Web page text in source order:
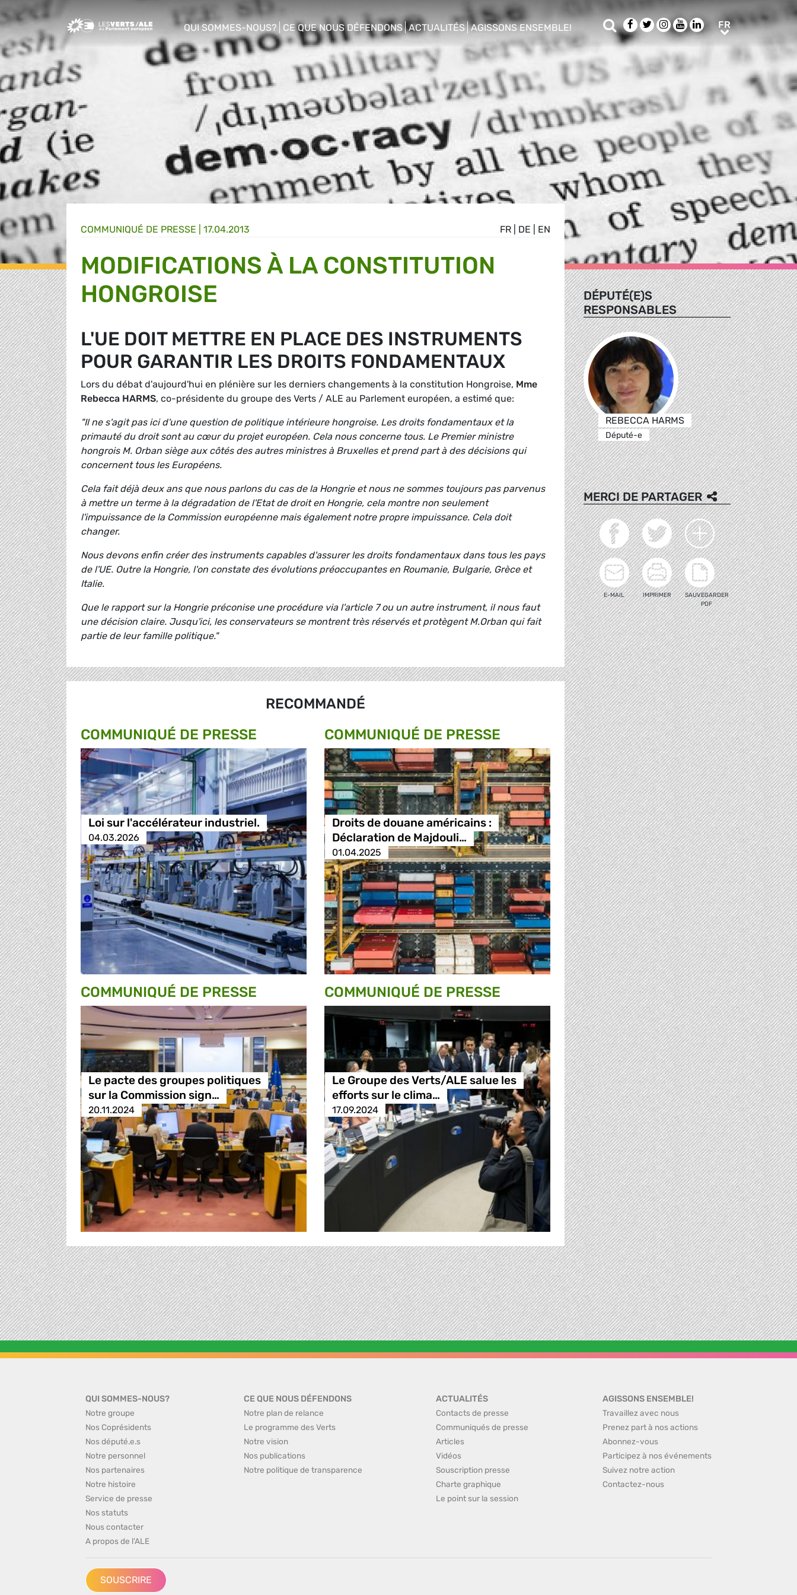
Greens/EFA Home
QUI SOMMES-NOUS?
show/hide sub menu
CE QUE NOUS DÉFENDONS
show/hide sub menu
ACTUALITÉS
show/hide sub menu
AGISSONS ENSEMBLE!
show/hide sub menu
Rechercher
Facebook
TwitterInstagram
YoutubeLinkedIn
FRFR
FR DE EN
COMMUNIQUÉ DE PRESSE 17.04.2013
MODIFICATIONS À LA CONSTITUTION
HONGROISE
L'UE DOIT METTRE EN PLACE DES INSTRUMENTS
POUR GARANTIR LES DROITS FONDAMENTAUX
Lors du débat d'aujourd'hui en plénière sur les derniers changements à la constitution Hongroise, Mme
Rebecca HARMS, co-présidente du groupe des Verts / ALE au Parlement européen, a estimé que:
"Il ne s'agit pas ici d'une question de politique intérieure hongroise. Les droits fondamentaux et la
primauté du droit sont au cœur du projet européen. Cela nous concerne tous. Le Premier ministre
hongrois M. Orban siège aux côtés des autres ministres à Bruxelles et prend part à des décisions qui
concernent tous les Européens.
Cela fait déjà deux ans que nous parlons du cas de la Hongrie et nous ne sommes toujours pas parvenus
à mettre un terme à la dégradation de l'Etat de droit en Hongrie, cela montre non seulement
l'impuissance de la Commission européenne mais également notre propre impuissance. Cela doit
changer.
Nous devons enfin créer des instruments capables d'assurer les droits fondamentaux dans tous les pays
de l'UE. Outre la Hongrie, l'on constate des évolutions préoccupantes en Roumanie, Bulgarie, Grèce et
Italie.
Que le rapport sur la Hongrie préconise une procédure via l'article 7 ou un autre instrument, il nous faut
une décision claire. Jusqu'ici, les conservateurs se montrent très réservés et protègent M.Orban qui fait
partie de leur famille politique."
RECOMMANDÉ
COMMUNIQUÉ DE PRESSE
Loi sur l'accélérateur industriel.
04.03.2026
COMMUNIQUÉ DE PRESSE
Droits de douane américains :
Déclaration de Majdouli…
01.04.2025
COMMUNIQUÉ DE PRESSE
Le pacte des groupes politiques
sur la Commission sign…
20.11.2024
COMMUNIQUÉ DE PRESSE
Le Groupe des Verts/ALE salue les
efforts sur le clima…
17.09.2024
DÉPUTÉ(E)S
RESPONSABLES
REBECCA HARMS
Député-e
MERCI DE PARTAGER
E-MAIL IMPRIMER
SAUVEGARDER
PDF
QUI SOMMES-NOUS?
Notre groupe
Nos Coprésidents
Nos député.e.s
Notre personnel
Nos partenaires
Notre histoire
Service de presse
Nos statuts
Nous contacter
A propos de l'ALE
CE QUE NOUS DÉFENDONS
Notre plan de relance
Le programme des Verts
Notre vision
Nos publications
Notre politique de transparence
ACTUALITÉS
Contacts de presse
Communiqués de presse
Articles
Vidéos
Souscription presse
Charte graphique
Le point sur la session
AGISSONS ENSEMBLE!
Travaillez avec nous
Prenez part à nos actions
Abonnez-vous
Participez à nos événements
Suivez notre action
Contactez-nous
SOUSCRIRE